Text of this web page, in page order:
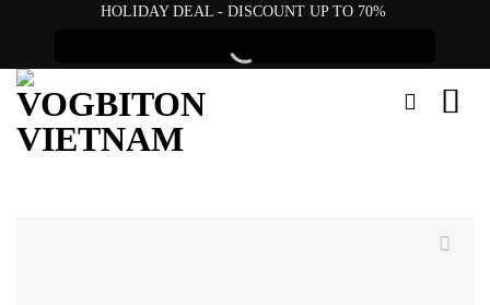
content
HOLIDAY DEAL - DISCOUNT UP TO 70%